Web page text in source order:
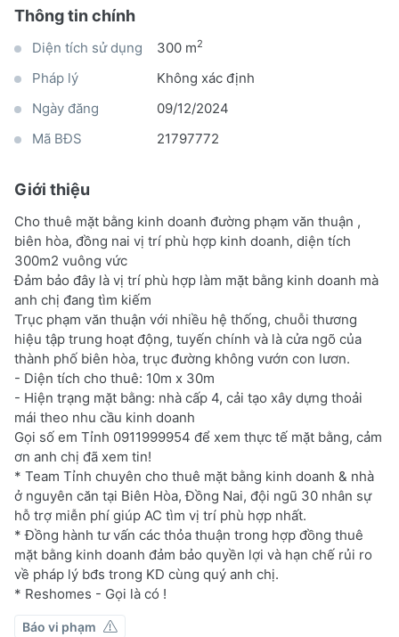
Thông tin chính
Diện tích sử dụng 300 m2
Pháp lý
Không xác định
Ngày đăng
09/12/2024
Mã BĐS
21797772
Giới thiệu
Cho thuê mặt bằng kinh doanh đường phạm văn thuận ,
biên hòa, đồng nai vị trí phù hợp kinh doanh, diện tích
300m2 vuông vức
Đảm bảo đây là vị trí phù hợp làm mặt bằng kinh doanh mà
anh chị đang tìm kiếm
Trục phạm văn thuận với nhiều hệ thống, chuỗi thương
hiệu tập trung hoạt động, tuyến chính và là cửa ngõ của
thành phố biên hòa, trục đường không vướn con lươn.
- Diện tích cho thuê: 10m x 30m
- Hiện trạng mặt bằng: nhà cấp 4, cải tạo xây dựng thoải
mái theo nhu cầu kinh doanh
Gọi số em Tỉnh 0911999954 để xem thực tế mặt bằng, cảm
ơn anh chị đã xem tin!
* Team Tỉnh chuyên cho thuê mặt bằng kinh doanh & nhà
ở nguyên căn tại Biên Hòa, Đồng Nai, đội ngũ 30 nhân sự
hỗ trợ miễn phí giúp AC tìm vị trí phù hợp nhất.
* Đồng hành tư vấn các thỏa thuận trong hợp đồng thuê
mặt bằng kinh doanh đảm bảo quyền lợi và hạn chế rủi ro
về pháp lý bđs trong KD cùng quý anh chị.
* Reshomes - Gọi là có !
Báo vi phạm